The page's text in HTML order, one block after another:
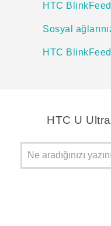
HTC
Sosyal
HTC
HTC U